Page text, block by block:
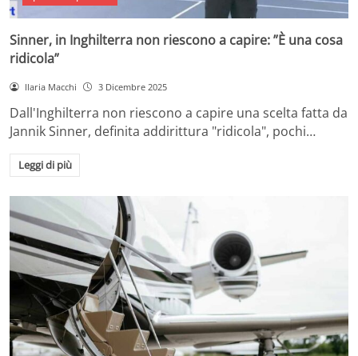
Sinner, in Inghilterra non riescono a capire: ”È una cosa
ridicola”
Ilaria Macchi 3 Dicembre 2025
Dall'Inghilterra non riescono a capire una scelta fatta da
Jannik Sinner, definita addirittura "ridicola", pochi…
Leggi di più